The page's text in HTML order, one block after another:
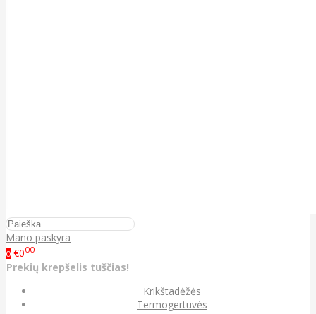
Mano paskyra
0 €000
Prekių krepšelis tuščias!
Krikštadėžės
Termogertuvės